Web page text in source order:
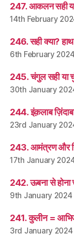
247. आकलन सही
14th February
246. सही क्या? हाथ
6th February 2024
245. चंगुल सही या
30th January
244. इंक़लाब
23rd January
243. आमंत्रण और
17th January
242. ऊबना से होना
9th January 2024
241. कुलीन =
3rd January 2024